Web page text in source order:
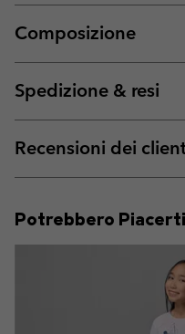
Composizione
Spedizione & resi
Recensioni dei
Potrebbero